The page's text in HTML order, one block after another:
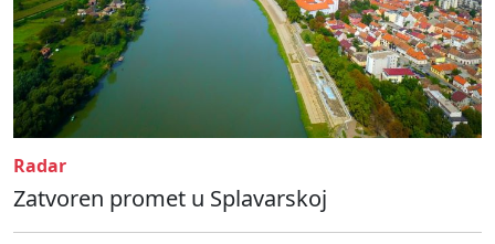
Radar
Zatvoren promet u Splavarskoj